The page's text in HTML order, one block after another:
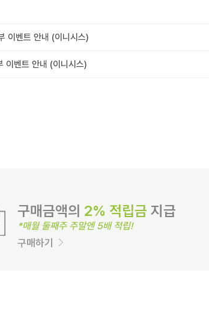
이벤트 안내 (이니시스)
이벤트 안내 (이니시스)
구매금액의 2% 적립금 지급
*매월 둘째주 주말엔 5배 적립!
구매하기